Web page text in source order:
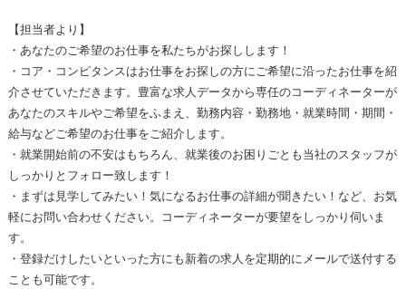
【担当者より】
・あなたのご希望のお仕事を私たちがお探しします！
・コア・コンピタンスはお仕事をお探しの方にご希望に沿ったお仕事を紹
介させていただきます。豊富な求人データから専任のコーディネーターが
あなたのスキルやご希望をふまえ、勤務内容・勤務地・就業時間・期間・
給与などご希望のお仕事をご紹介します。
・就業開始前の不安はもちろん、就業後のお困りごとも当社のスタッフが
しっかりとフォロー致します！
・まずは見学してみたい！気になるお仕事の詳細が聞きたい！など、お気
軽にお問い合わせください。コーディネーターが要望をしっかり伺いま
す。
・登録だけしたいといった方にも新着の求人を定期的にメールで送付する
ことも可能です。